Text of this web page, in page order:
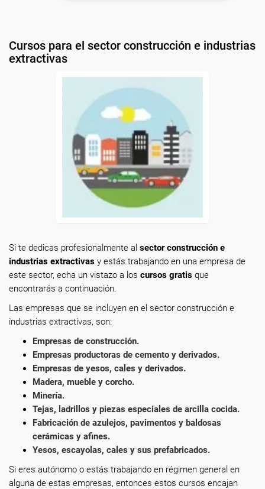
Cursos para el sector construcción e industrias
extractivas
Si te dedicas profesionalmente al sector construcción e
industrias extractivas y estás trabajando en una empresa de
este sector, echa un vistazo a los cursos gratis que
encontrarás a continuación.
Las empresas que se incluyen en el sector construcción e
industrias extractivas, son:
Empresas de construcción.
Empresas productoras de cemento y derivados.
Empresas de yesos, cales y derivados.
Madera, mueble y corcho.
Minería.
Tejas, ladrillos y piezas especiales de arcilla cocida.
Fabricación de azulejos, pavimentos y baldosas
cerámicas y afines.
Yesos, escayolas, cales y sus prefabricados.
Si eres autónomo o estás trabajando en régimen general en
alguna de estas empresas, entonces estos cursos encajan